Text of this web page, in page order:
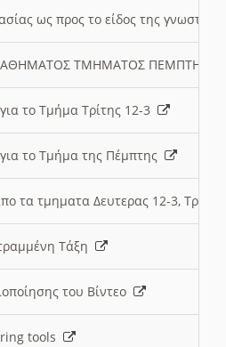
ως προς το είδος της
ΤΜΗΜΑΤΟΣ
το Τμήμα Τρίτης 12-3
το Τμήμα της Πέμπτης
τα τμηματα Δευτερας 12-3,
Τάξη
του Βίντεο
tools